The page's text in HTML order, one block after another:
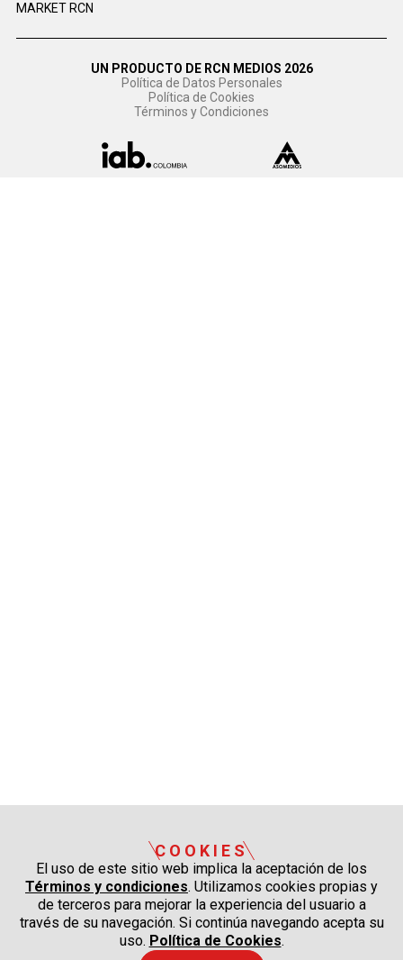
MARKET RCN
UN PRODUCTO DE RCN MEDIOS 2026
Política de Datos Personales
Política de Cookies
Términos y Condiciones
COOKIES
El uso de este sitio web implica la aceptación de los
Términos y condiciones. Utilizamos cookies propias y
de terceros para mejorar la experiencia del usuario a
través de su navegación. Si continúa navegando acepta su
uso. Política de Cookies.